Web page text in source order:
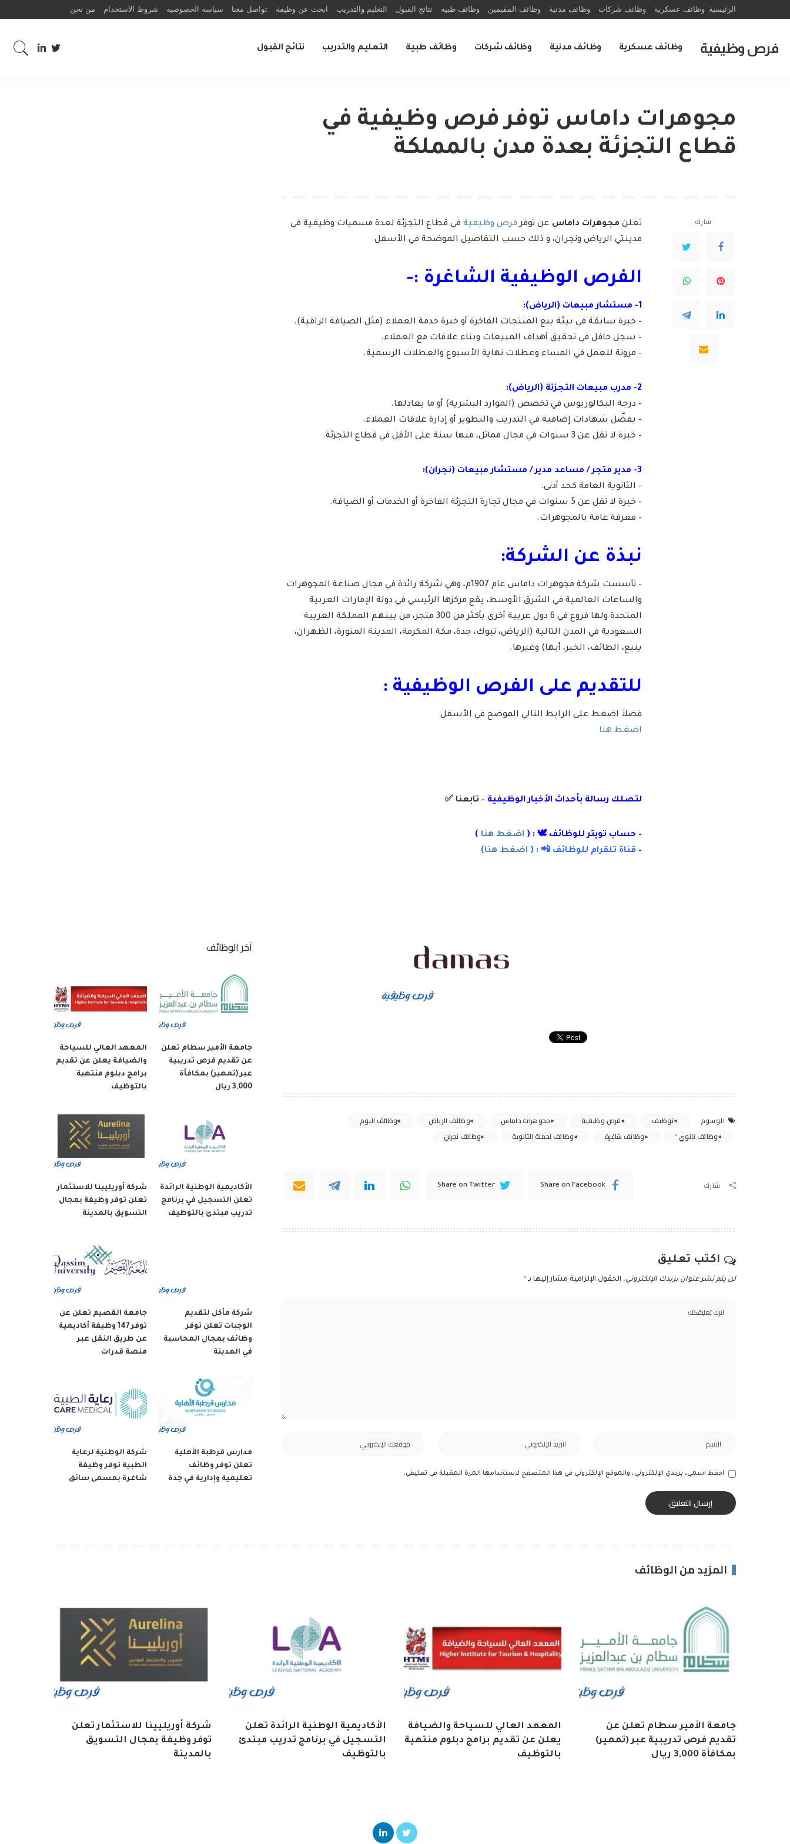
الرئيسية وظائف عسكرية وظائف شركات وظائف مدنية وظائف المقيمين وظائف طبية نتائج القبول التعليم والتدريب ابحث عن وظيفة تواصل معنا سياسة الخصوصية شروط الاستخدام من نحن
فرص وظيفية وظائف عسكرية وظائف مدنية وظائف شركات وظائف طبية التعليم والتدريب نتائج القبول
مجوهرات داماس توفر فرص وظيفية في
قطاع التجزئة بعدة مدن بالمملكة
شارك تعلن مجوهرات داماس عن توفرفرص وظيفية في قطاع التجزئة لعدة مسميات وظيفية في
مدينتي الرياض ونجران، و ذلك حسب التفاصيل الموضحة في الأسفل
الفرص الوظيفية الشاغرة :-
1- مستشار مبيعات (الرياض):
– خبرة سابقة في بيئة بيع المنتجات الفاخرة أو خبرة خدمة العملاء (مثل الضيافة الراقية).
– سجل حافل في تحقيق أهداف المبيعات وبناء علاقات مع العملاء.
– مرونة للعمل في المساء وعطلات نهاية الأسبوع والعطلات الرسمية.
2- مدرب مبيعات التجزئة (الرياض):
– درجة البكالوريوس في تخصص (الموارد البشرية) أو ما يعادلها.
– يفضّل شهادات إضافية في التدريب والتطوير أو إدارة علاقات العملاء.
– خبرة لا تقل عن 3 سنوات في مجال مماثل، منها سنة على الأقل في قطاع التجزئة.
3- مدير متجر / مساعد مدير / مستشار مبيعات (نجران):
– الثانوية العامة كحد أدنى.
– خبرة لا تقل عن 5 سنوات في مجال تجارة التجزئة الفاخرة أو الخدمات أو الضيافة.
– معرفة عامة بالمجوهرات.
نبذة عن الشركة:
– تأسست شركة مجوهرات داماس عام 1907م، وهي شركة رائدة في مجال صناعة المجوهرات
والساعات العالمية في الشرق الأوسط، يقع مركزها الرئيسي في دولة الإمارات العربية
المتحدة ولها فروع في 6 دول عربية أخرى بأكثر من 300 متجر، من بينهم المملكة العربية
السعودية في المدن التالية (الرياض، تبوك، جدة، مكة المكرمة، المدينة المنورة، الظهران،
ينبع، الطائف، الخبر، أبها) وغيرها.
للتقديم على الفرص الوظيفية :
فضلاَ اضغط على الرابط التالي الموضح في الأسفل
اضغط هنا
لتصلك رسالة بأحداث الأخبار الوظيفية – تابعنا ✅
– حساب تويتر للوظائف 🕊 : ( اضغط هنا )
– قناة تلقرام للوظائف 📲 : ( اضغط هنا)
الوسوم توظيف فرص وظيفية مجوهرات داماس وظائف الرياض
وظائف اليوم
وظائف ثانوي ’
وظائف شاغرة وظائف لحملة الثانوية وظائف نجرلن
شارك Share on Facebook
Share on Twitter
اكتب تعليق
لن يتم نشر عنوان بريدك الإلكتروني. الحقول الإلزامية مشار إليها بـ *
احفظ اسمي، بريدي الإلكتروني، والموقع الإلكتروني في هذا المتصفح لاستخدامها المرة المقبلة في تعليقي.
آخر الوظائف
جامعة الأمير سطام تعلن
عن تقديم فرص تدريبية
عبر (تمهير) بمكافأة
3,000 ريال
المعهد العالي للسياحة
والضيافة يعلن عن تقديم
برامج دبلوم منتهية
بالتوظيف
الأكاديمية الوطنية الرائدة
تعلن التسجيل في برنامج
تدريب مبتدئ بالتوظيف
شركة أوريليينا للاستثمار
تعلن توفر وظيفة بمجال
التسويق بالمدينة
شركة مأكل لتقديم
الوجبات تعلن توفر
وظائف بمجال المحاسبة
في المدينة
جامعة القصيم تعلن عن
توفر 147 وظيفة أكاديمية
عن طريق النقل عبر
منصة قدرات
مدارس قرطبة الأهلية
تعلن توفر وظائف
تعليمية وإدارية في جدة
شركة الوطنية لرعاية
الطبية توفر وظيفة
شاغرة بمسمى سائق
المزيد من الوظائف
جامعة الأمير سطام تعلن عن
تقديم فرص تدريبية عبر (تمهير)
بمكافأة 3,000 ريال
المعهد العالي للسياحة والضيافة
يعلن عن تقديم برامج دبلوم منتهية
بالتوظيف
الأكاديمية الوطنية الرائدة تعلن
التسجيل في برنامج تدريب مبتدئ
بالتوظيف
شركة أوريليينا للاستثمار تعلن
توفر وظيفة بمجال التسويق
بالمدينة